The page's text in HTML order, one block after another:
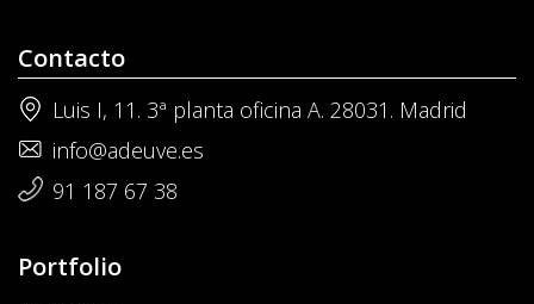
Contacto
Luis I, 11. 3ª planta oficina A. 28031. Madrid
info@adeuve.es
91 187 67 38
Portfolio